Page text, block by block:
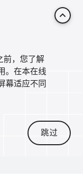
keyboard_arrow_up
前，您了解
。在本在线
幕适应不同
跳过